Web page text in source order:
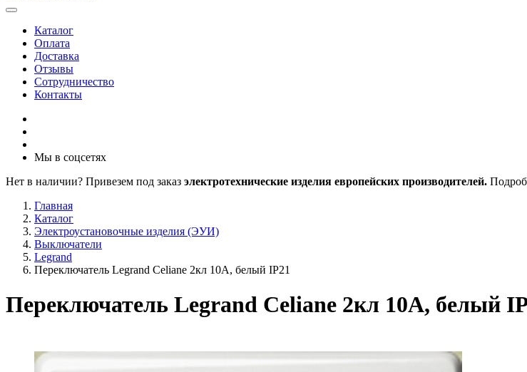
Каталог
Оплата
Доставка
Отзывы
Сотрудничество
Контакты
Мы в соцсетях
Нет в наличии? Привезем под заказ электротехнические изделия европейских производителей.
Главная
Каталог
Электроустановочные изделия (ЭУИ)
Выключатели
Legrand
Переключатель Legrand Celiane 2кл 10А, белый IP21
Переключатель Legrand Celiane 2кл 10А, белый